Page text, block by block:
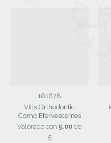
161678
Vitis Orthodontic
Comp Efervescentes
Valorado con5.00 de
5